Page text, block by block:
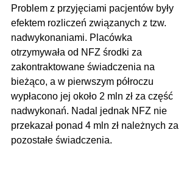
Problem z przyjęciami pacjentów były
efektem rozliczeń związanych z tzw.
nadwykonaniami. Placówka
otrzymywała od NFZ środki za
zakontraktowane świadczenia na
bieżąco, a w pierwszym półroczu
wypłacono jej około 2 mln zł za część
nadwykonań. Nadal jednak NFZ nie
przekazał ponad 4 mln zł należnych za
pozostałe świadczenia.